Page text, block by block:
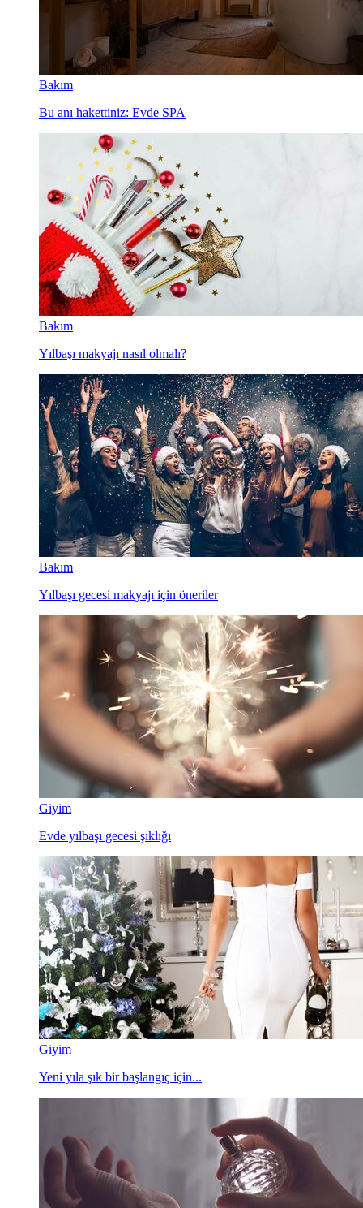
Bakım
Bu anı hakettiniz: Evde SPA
Bakım
Yılbaşı makyajı nasıl olmalı?
Bakım
Yılbaşı gecesi makyajı için öneriler
Giyim
Evde yılbaşı gecesi şıklığı
Giyim
Yeni yıla şık bir başlangıç için...